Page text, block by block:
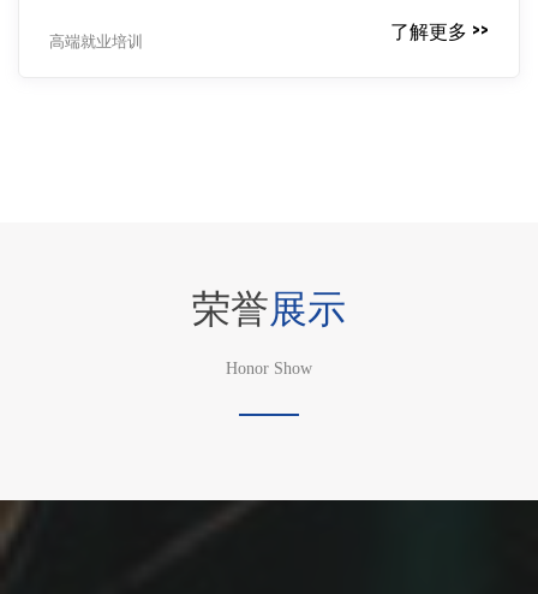
高端就业培训 了解更多 >>
荣誉展示
Honor Show